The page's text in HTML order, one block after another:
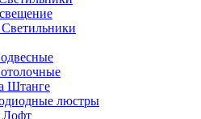
Штанге
люстры